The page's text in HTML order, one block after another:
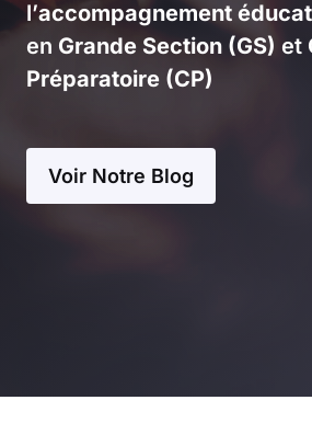
l’accompagnement
en Grande Section (GS) et
Préparatoire (CP)
Voir Notre Blog